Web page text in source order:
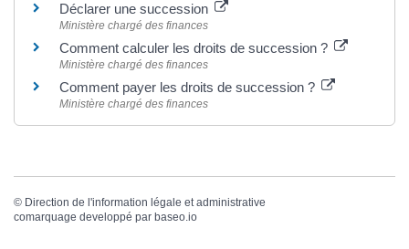
Déclarer une succession
Ministère chargé des finances
Comment calculer les droits de succession ?
Ministère chargé des finances
Comment payer les droits de succession ?
Ministère chargé des finances
© Direction de l'information légale et administrative
comarquage developpé par baseo.io